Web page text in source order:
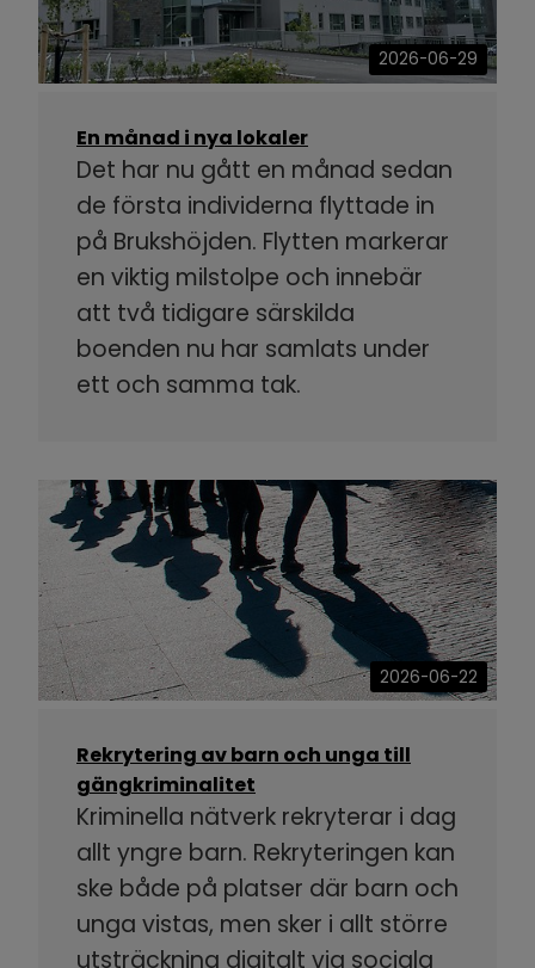
2026-06-29
En månad i nya lokaler
Det har nu gått en månad sedan
de första individerna flyttade in
på Brukshöjden. Flytten markerar
en viktig milstolpe och innebär
att två tidigare särskilda
boenden nu har samlats under
ett och samma tak.
2026-06-22
Rekrytering av barn och unga till
gängkriminalitet
Kriminella nätverk rekryterar i dag
allt yngre barn. Rekryteringen kan
ske både på platser där barn och
unga vistas, men sker i allt större
utsträckning digitalt via sociala